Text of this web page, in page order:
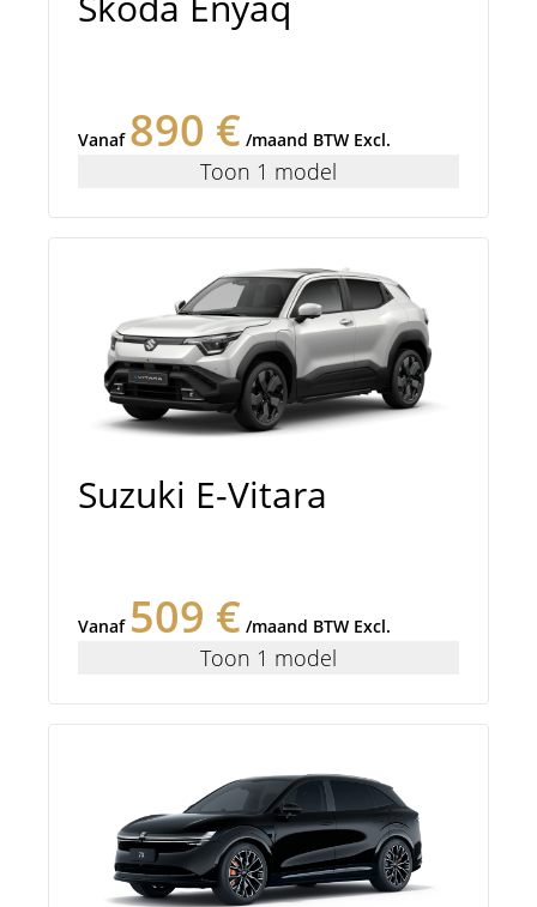
Vanaf 890 € /maand BTW Excl.
Toon 1 model
Suzuki E-Vitara
Vanaf 509 € /maand BTW Excl.
Toon 1 model